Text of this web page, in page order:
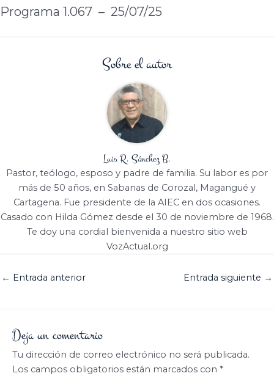
Programa 1.067 – 25/07/25
Sobre el autor
Luis R. Sánchez B.
Pastor, teólogo, esposo y padre de familia. Su labor es por
más de 50 años, en Sabanas de Corozal, Magangué y
Cartagena. Fue presidente de la AIEC en dos ocasiones.
Casado con Hilda Gómez desde el 30 de noviembre de 1968.
Te doy una cordial bienvenida a nuestro sitio web
VozActual.org
← Entrada anterior Entrada siguiente →
Deja un comentario
Tu dirección de correo electrónico no será publicada.
Los campos obligatorios están marcados con *